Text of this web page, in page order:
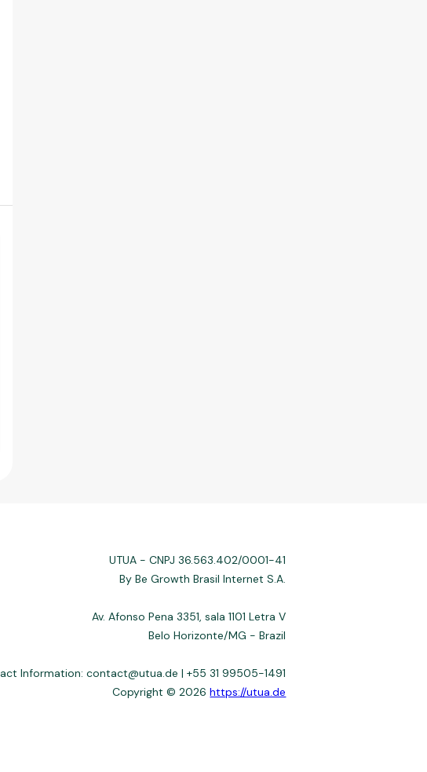
UTUA - CNPJ 36.563.402/0001-41
By Be Growth Brasil Internet S.A.
Av. Afonso Pena 3351, sala 1101 Letra V
Belo Horizonte/MG - Brazil
Information: contact@utua.de | +55 31 99505-1491
Copyright © 2026https://utua.de